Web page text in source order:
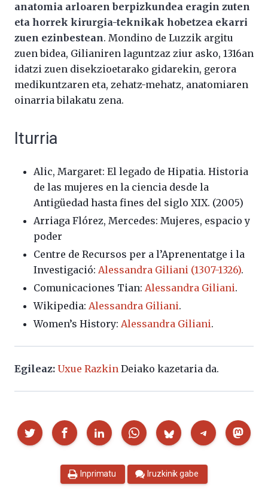
anatomia arloaren berpizkundea eragin zuten
eta horrek kirurgia-teknikak hobetzea ekarri
zuen ezinbestean. Mondino de Luzzik argitu
zuen bidea, Gilianiren laguntzaz ziur asko, 1316an
idatzi zuen disekzioetarako gidarekin, gerora
medikuntzaren eta, zehatz-mehatz, anatomiaren
oinarria bilakatu zena.
Iturria
Alic, Margaret: El legado de Hipatia. Historia
de las mujeres en la ciencia desde la
Antigüedad hasta fines del siglo XIX. (2005)
Arriaga Flórez, Mercedes: Mujeres, espacio y
poder
Centre de Recursos per a l’Aprenentatge i la
Investigació: Alessandra Giliani (1307-1326).
Comunicaciones Tian: Alessandra Giliani.
Wikipedia: Alessandra Giliani.
Women’s History: Alessandra Giliani.
Egileaz: Uxue Razkin Deiako kazetaria da.
Partekatu
Inprimatu Iruzkinik gabe